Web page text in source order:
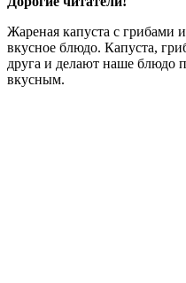
Жареная капуста с грибами
вкусное блюдо. Капуста,
друга и делают наше блюдо
вкусным.